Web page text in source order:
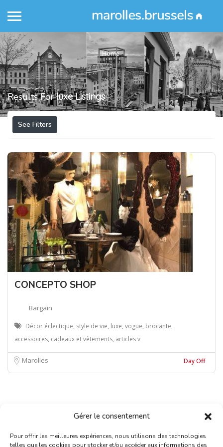
Gérer le consentement
Pour offrir les meilleures expériences, nous utilisons des technologies
telles que les cookies pour stocker et/ou accéder aux informations des
Home
Results Forluxe Listings
See Filters
CONCEPTO SHOP
Bargain
Décor éclectique, style de vie, luxe, vogue, brocante,
accessoires, cadeaux et vêtements, articles v
Marolles Day Off